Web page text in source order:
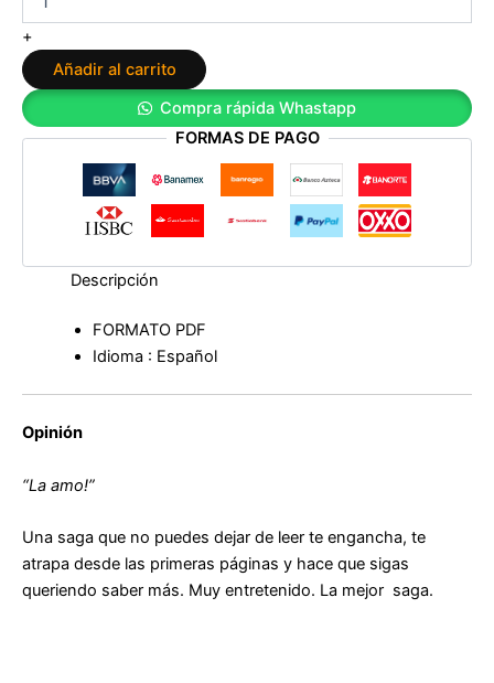
Los
hermanos
De
Vincent:
Pecados
la
a
a
la
de
luna
de
Jennifer
L.
+
Añadir al carrito
Compra rápida Whastapp
FORMAS DE PAGO
Descripción
FORMATO PDF
Idioma : Español
Opinión
“La amo!”
Una saga que no puedes dejar de leer te engancha, te
atrapa desde las primeras páginas y hace que sigas
queriendo saber más. Muy entretenido. La mejor saga.